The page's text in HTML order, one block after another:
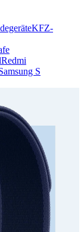
KFZ-
Redmi
S